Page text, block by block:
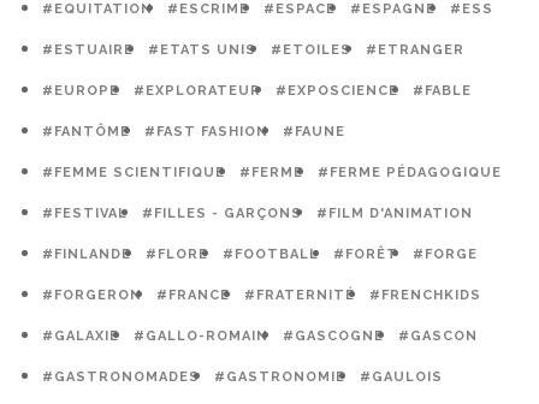
#EQUITATION #ESCRIME #ESPACE #ESPAGNE #ESS
#ESTUAIRE #ETATS UNIS #ETOILES #ETRANGER
#EUROPE #EXPLORATEUR #EXPOSCIENCE #FABLE
#FANTÔME #FAST FASHION #FAUNE
#FEMME SCIENTIFIQUE #FERME #FERME PÉDAGOGIQUE
#FESTIVAL #FILLES - GARÇONS #FILM D'ANIMATION
#FINLANDE #FLORE #FOOTBALL #FORÊT #FORGE
#FORGERON #FRANCE #FRATERNITÉ #FRENCHKIDS
#GALAXIE #GALLO-ROMAIN #GASCOGNE #GASCON
#GASTRONOMADES #GASTRONOMIE #GAULOIS